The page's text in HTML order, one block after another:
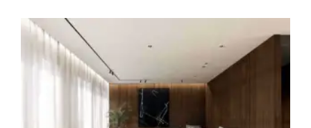
Ανακαίνιση ιδιωτικής κατοικίας στη Ν.
Εύβοια